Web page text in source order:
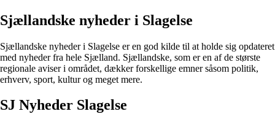
Sjællandske nyheder i Slagelse
Sjællandske nyheder i Slagelse er en god kilde til at holde sig opdateret
med nyheder fra hele Sjælland. Sjællandske, som er en af de største
regionale aviser i området, dækker forskellige emner såsom politik,
erhverv, sport, kultur og meget mere.
SJ Nyheder Slagelse